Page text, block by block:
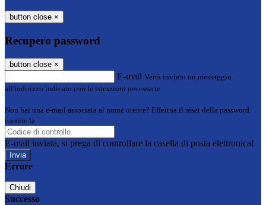
button close ×
Recupero password
button close ×
E-mail Verrà inviato un messaggio
all'indirizzo indicato con le istruzioni necessarie.
Non hai una e-mail associata al nome utente? Effettua il reset della password
tramite la
E-mail inviata, si prega di controllare la casella di posta elettronica!
Errore
Chiudi
Successo